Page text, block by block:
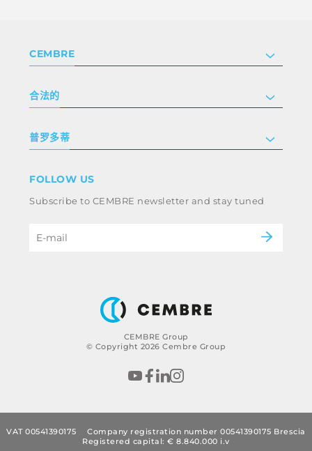
CEMBRE Group
© Copyright 2026 Cembre Group
CEMBRE
公司
认证
跟我们工作
合法的
隐私和 cookie 政策
条款和条件
Whistleblowing
普罗多蒂
电力
B2B Disclaimer
FOLLOW US
Subscribe to CEMBRE newsletter and stay tuned
VAT 00541390175
Company registration number 00541390175 Brescia
Registered capital: € 8.840.000 i.v